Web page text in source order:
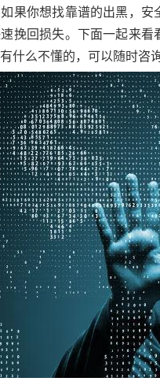
果你想找靠谱的出黑，
挽回损失。下面一起来
什么不懂的，可以随时咨